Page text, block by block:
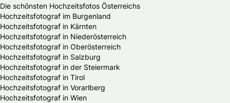
Die schönsten Hochzeitsfotos Österreichs
Hochzeitsfotograf im Burgenland
Hochzeitsfotograf in Kärnten
Hochzeitsfotograf in Niederösterreich
Hochzeitsfotograf in Oberösterreich
Hochzeitsfotograf in Salzburg
Hochzeitsfotograf in der Steiermark
Hochzeitsfotograf in Tirol
Hochzeitsfotograf in Vorarlberg
Hochzeitsfotograf in Wien